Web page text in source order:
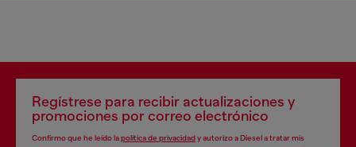
Regístrese para recibir actualizaciones y
promociones por correo electrónico
Confirmo que he leído lapolítica de privacidady autorizo a Diesel a tratar mis